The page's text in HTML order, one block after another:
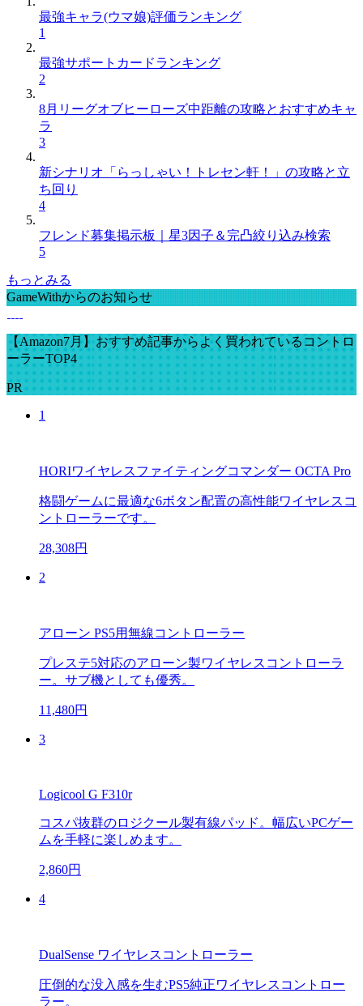
最強キャラ(ウマ娘)評価ランキング
1
最強サポートカードランキング
2
8月リーグオブヒーローズ中距離の攻略とおすすめキャ
ラ
3
新シナリオ「らっしゃい！トレセン軒！」の攻略と立
ち回り
4
フレンド募集掲示板｜星3因子＆完凸絞り込み検索
5
もっとみる
GameWithからのお知らせ
【Amazon7月】おすすめ記事からよく買われているコントロ
ーラーTOP4
PR
1
HORIワイヤレスファイティングコマンダー OCTA Pro
格闘ゲームに最適な6ボタン配置の高性能ワイヤレスコ
ントローラーです。
28,308円
2
アローン PS5用無線コントローラー
プレステ5対応のアローン製ワイヤレスコントローラ
ー。サブ機としても優秀。
11,480円
3
Logicool G F310r
コスパ抜群のロジクール製有線パッド。幅広いPCゲー
ムを手軽に楽しめます。
2,860円
4
DualSense ワイヤレスコントローラー
圧倒的な没入感を生むPS5純正ワイヤレスコントロー
ラー。